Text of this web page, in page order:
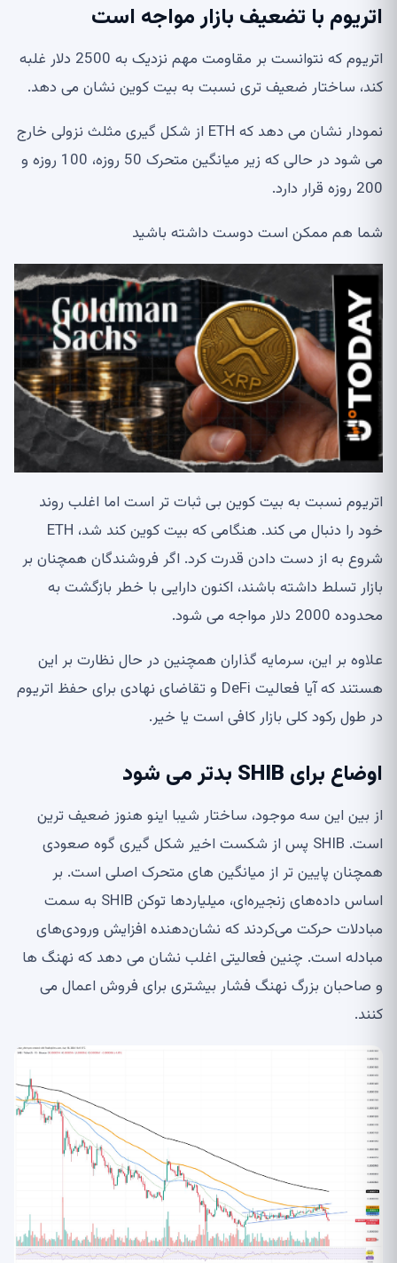
اتریوم با تضعیف بازار مواجه است
اتریوم که نتوانست بر مقاومت مهم نزدیک به 2500 دلار غلبه
کند، ساختار ضعیف تری نسبت به بیت کوین نشان می دهد.
نمودار نشان می دهد که ETH از شکل گیری مثلث نزولی خارج
می شود در حالی که زیر میانگین متحرک 50 روزه، 100 روزه و
200 روزه قرار دارد.
شما هم ممکن است دوست داشته باشید
اتریوم نسبت به بیت کوین بی ثبات تر است اما اغلب روند
خود را دنبال می کند. هنگامی که بیت کوین کند شد، ETH
شروع به از دست دادن قدرت کرد. اگر فروشندگان همچنان بر
بازار تسلط داشته باشند، اکنون دارایی با خطر بازگشت به
محدوده 2000 دلار مواجه می شود.
علاوه بر این، سرمایه گذاران همچنین در حال نظارت بر این
هستند که آیا فعالیت DeFi و تقاضای نهادی برای حفظ اتریوم
در طول رکود کلی بازار کافی است یا خیر.
اوضاع برای SHIB بدتر می شود
از بین این سه موجود، ساختار شیبا اینو هنوز ضعیف ترین
است. SHIB پس از شکست اخیر شکل گیری گوه صعودی
همچنان پایین تر از میانگین های متحرک اصلی است. بر
اساس داده‌های زنجیره‌ای، میلیاردها توکن SHIB به سمت
مبادلات حرکت می‌کردند که نشان‌دهنده افزایش ورودی‌های
مبادله است. چنین فعالیتی اغلب نشان می دهد که نهنگ ها
و صاحبان بزرگ نهنگ فشار بیشتری برای فروش اعمال می
کنند.